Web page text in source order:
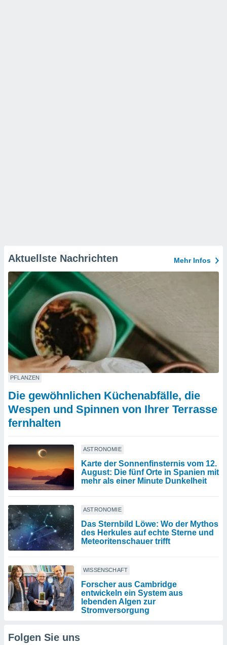
Aktuellste Nachrichten Mehr Infos
PFLANZEN
Die gewöhnlichen Küchenabfälle, die
Wespen und Spinnen von Ihrer Terrasse
fernhalten
ASTRONOMIE
Karte der Sonnenfinsternis vom 12.
August: Die fünf Orte in Spanien mit
mehr als einer Minute Dunkelheit
ASTRONOMIE
Das Sternbild Löwe: Wo der Mythos
des Herkules auf echte Sterne und
Meteoritenschauer trifft
WISSENSCHAFT
Forscher aus Cambridge
entwickeln ein System aus
lebenden Algen zur
Stromversorgung
Folgen Sie uns